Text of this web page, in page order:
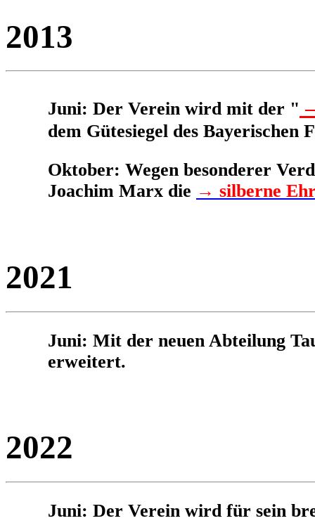
2013
Juni: Der Verein wird mit der "
dem Gütesiegel des Bayerischen
Oktober: Wegen besonderer
Joachim Marx die → silberne
2021
Juni: Mit der neuen Abteilung
erweitert.
2022
Juni: Der Verein wird für sein